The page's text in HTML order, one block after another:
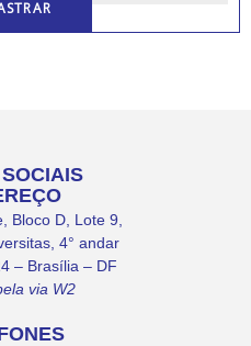
Bloco D, Lote 9,
4° andar
– Brasília – DF
via W2